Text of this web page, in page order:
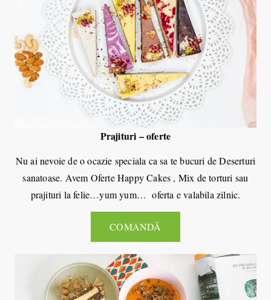
Prajituri – oferte
Nu ai nevoie de o ocazie speciala ca sa te bucuri de Deserturi
sanatoase. Avem Oferte Happy Cakes , Mix de torturi sau
prajituri la felie…yum yum… oferta e valabila zilnic.
COMANDĂ